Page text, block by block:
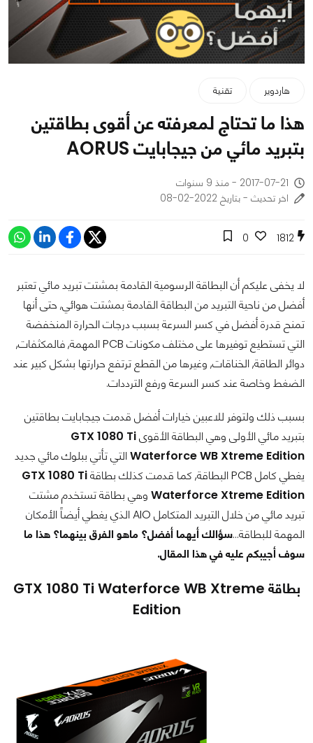
هاردوير تقنية
هذا ما تحتاج لمعرفته عن أقوى بطاقتين
بتبريد مائي من جيجابايت AORUS
2017-07-21 - منذ 9 سنوات
اخر تحديث - بتاريخ 2022-02-08
1812
0
لا يخفى عليكم أن البطاقة الرسومية القادمة بمشتت تبريد مائي تعتبر
أفضل من ناحية التبريد من البطاقة القادمة بمشتت هوائي, حتى أنها
تمنح قدرة أفضل في كسر السرعة بسبب درجات الحرارة المنخفضة
التي تستطيع توفيرها على مختلف مكونات PCB المهمة, فالمكثفات,
دوائر الطاقة, الخناقات, وغيرها من القطع ترتفع حرارتها بشكل كبير عند
الضغط وخاصة عند كسر السرعة ورفع الترددات.
بسبب ذلك ولتوفر للاعبين خيارات أفضل قدمت جيجابايت بطاقتين
بتبريد مائي الأولى وهي البطاقة الأقوىGTX 1080 Ti
Waterforce WB Xtreme Editionالتي تأتي ببلوك مائي جديد
يغطي كامل PCB البطاقة, كما قدمت كذلك بطاقة
GTX 1080 Ti
Waterforce Xtreme Edition وهي بطاقة تستخدم مشتت
تبريد مائي من خلال التبريد المتكامل AIO الذي يغطي أيضاً الأمكان
المهمة للبطاقة...سؤالك أيهما أفضل؟ ماهو الفرق بينهما؟ هذا ما
سوف أجيبكم عليه في هذا المقال.
بطاقة GTX 1080 Ti Waterforce WB Xtreme
Edition